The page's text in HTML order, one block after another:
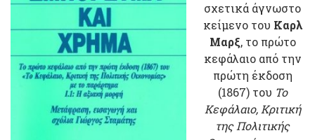
σχετικά άγνωστο
κείμενο του Καρλ
Μαρξ, το πρώτο
κεφάλαιο από την
πρώτη έκδοση
(1867) του Το
Κεφάλαιο, Κριτική
της Πολιτικής